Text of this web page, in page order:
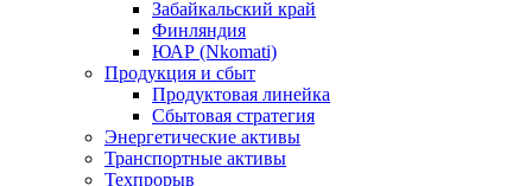
Забайкальский край
Финляндия
ЮАР (Nkomati)
Продукция и сбыт
Продуктовая линейка
Сбытовая стратегия
Энергетические активы
Транспортные активы
Техпрорыв